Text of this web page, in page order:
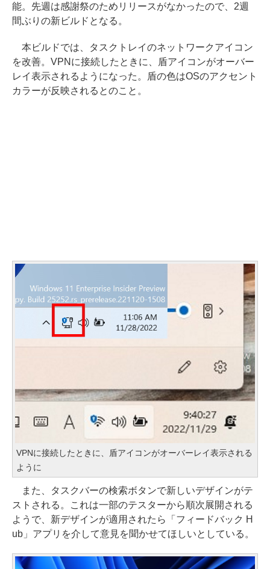
能。先週は感謝祭のためリリースがなかったので、2週
間ぶりの新ビルドとなる。
本ビルドでは、タスクトレイのネットワークアイコン
を改善。VPNに接続したときに、盾アイコンがオーバー
レイ表示されるようになった。盾の色はOSのアクセント
カラーが反映されるとのこと。
VPNに接続したときに、盾アイコンがオーバーレイ表示される
ように
また、タスクバーの検索ボタンで新しいデザインがテ
ストされる。これは一部のテスターから順次展開される
ようで、新デザインが適用されたら「フィードバック H
ub」アプリを介して意見を聞かせてほしいとしている。